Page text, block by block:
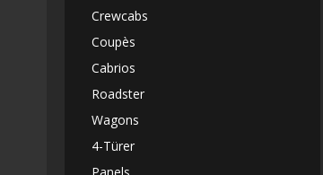
Crewcabs
Coupès
Cabrios
Roadster
Wagons
4-Türer